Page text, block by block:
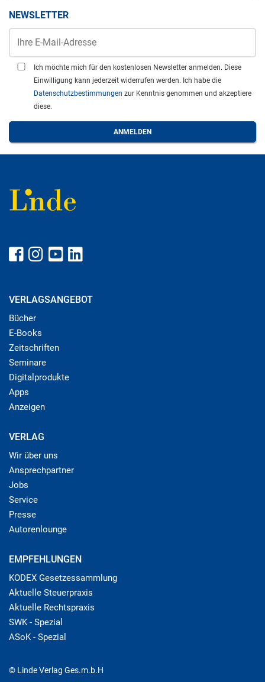
NEWSLETTER
Ich möchte mich für den kostenlosen Newsletter anmelden. Diese
Einwilligung kann jederzeit widerrufen werden. Ich habe die
Datenschutzbestimmungen zur Kenntnis genommen und akzeptiere
diese.
VERLAGSANGEBOT
Bücher
E-Books
Zeitschriften
Seminare
Digitalprodukte
Apps
Anzeigen
VERLAG
Wir über uns
Ansprechpartner
Jobs
Service
Presse
Autorenlounge
EMPFEHLUNGEN
KODEX Gesetzessammlung
Aktuelle Steuerpraxis
Aktuelle Rechtspraxis
SWK - Spezial
ASoK - Spezial
© Linde Verlag Ges.m.b.H